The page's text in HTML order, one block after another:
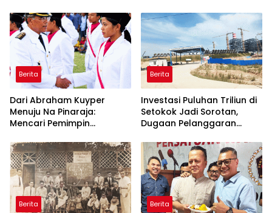
Membangun Loyalitas
Memuliakan Tuhan
Berita
Dari Abraham Kuyper
Menuju Na Pinaraja:
Mencari Pemimpin
Depan Kawasan Danau
Toba
Berita
Investasi Puluhan Triliun di
Setokok Jadi Sorotan,
Dugaan Pelanggaran
Pekerja Mencuat
Berita Berita